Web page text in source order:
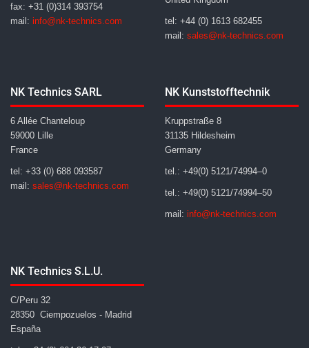
fax: +31 (0)314 393754
mail: info@nk-technics.com
tel: +44 (0) 1613 682455
mail: sales@nk-technics.com
NK Technics SARL
6 Allée Chanteloup
59000 Lille
France
tel: +33 (0) 688 093587
mail: sales@nk-technics.com
NK Kunststofftechnik
Kruppstraße 8
31135 Hildesheim
Germany
tel.: +49(0) 5121/74994–0
tel.: +49(0) 5121/74994–50
mail: info@nk-technics.com
NK Technics S.L.U.
C/Peru 32
28350 Ciempozuelos - Madrid
España